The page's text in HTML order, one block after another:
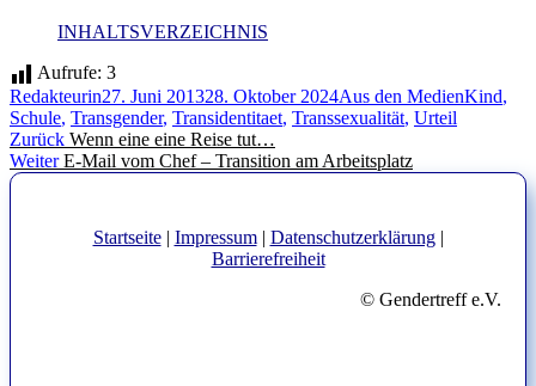
INHALTSVERZEICHNIS
Aufrufe: 3
Autor
RedakteurinVeröffentlicht
am
27. Juni 201328. Oktober 2024Kategorien
Aus den MedienKind,
Schule, Transgender, Transidentitaet, Transsexualität, Urteil
Beitragsnavigation
Zurück Vorheriger
Beitrag:
Wenn eine eine Reise tut…
Weiter Nächster
E-Mail vom Chef – Transition am Arbeitsplatz
Startseite| Impressum| Datenschutzerklärung|
Barrierefreiheit
© Gendertreff e.V.